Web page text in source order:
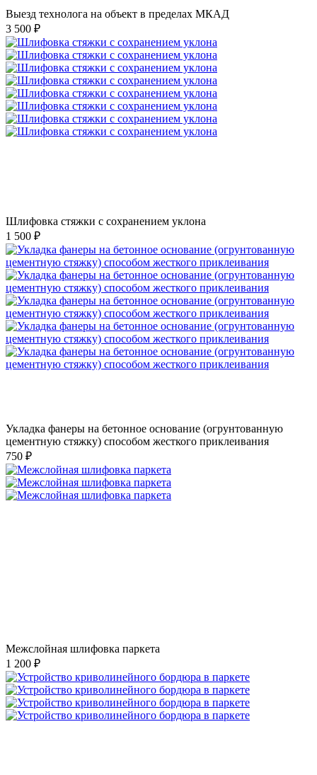
Выезд технолога на объект в пределах МКАД
3 500 ₽
Шлифовка стяжки с сохранением уклона
1 500 ₽
Укладка фанеры на бетонное основание (огрунтованную
цементную стяжку) способом жесткого приклеивания
750 ₽
Межслойная шлифовка паркета
1 200 ₽